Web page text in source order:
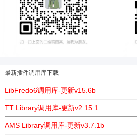
最新插件调用库下载
LibFredo6调用库-更新v15.6b
TT Library调用库-更新v2.15.1
AMS Library调用库-更新v3.7.1b